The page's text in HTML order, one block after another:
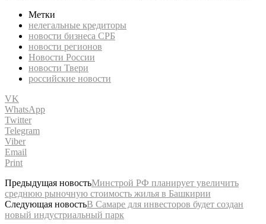
Метки
нелегальные кредиторы
новости бизнеса СРБ
новости регионов
Новости России
новости Твери
российские новости
VK
WhatsApp
Twitter
Telegram
Viber
Email
Print
Предыдущая новостьМинстрой РФ планирует увеличить
среднюю рыночную стоимость жилья в Башкирии
Следующая новостьВ Самаре для инвесторов будет создан
новый индустриальный парк